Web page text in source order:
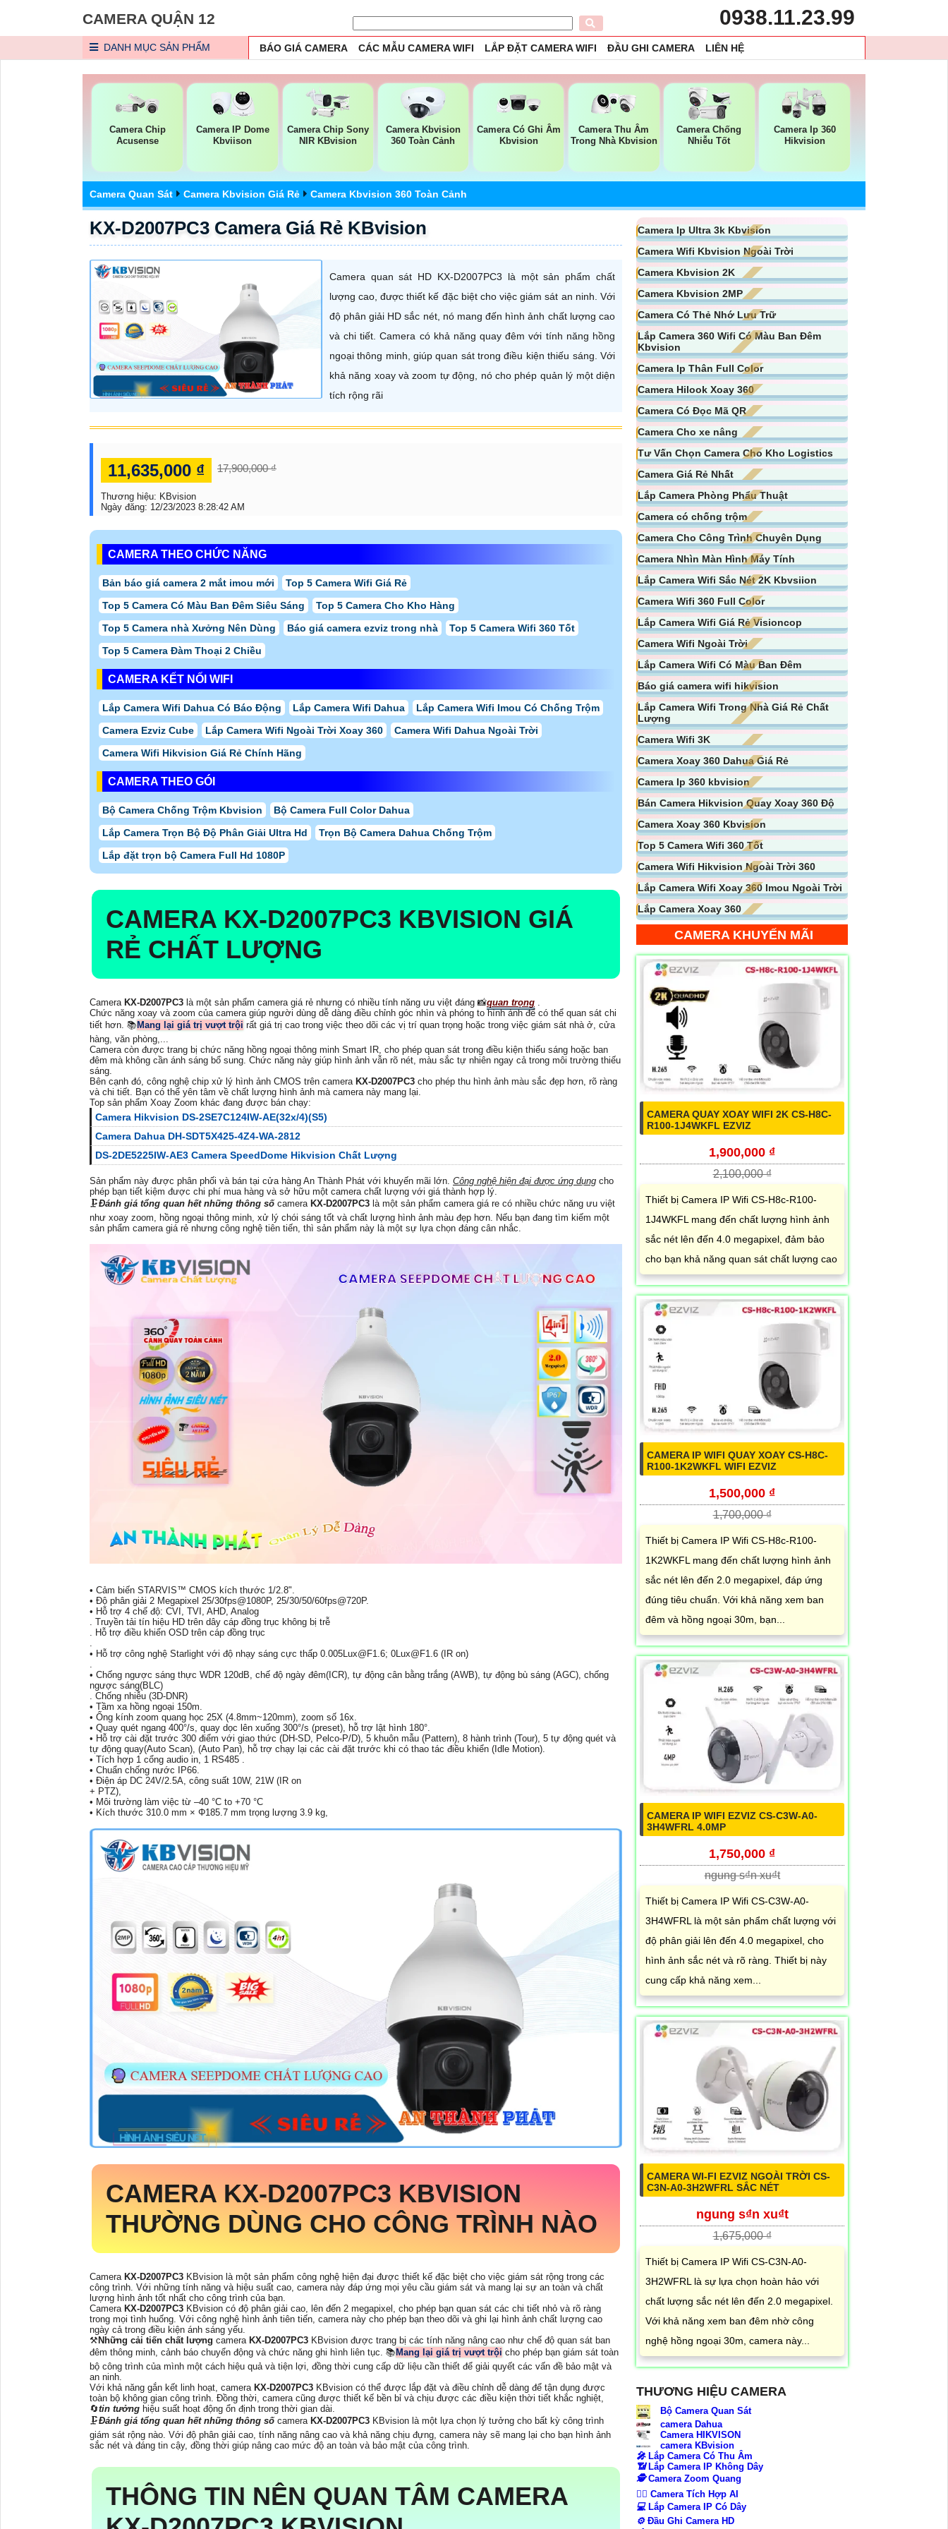
CAMERA QUẬN 12 0938.11.23.99
DANH MỤC SẢN PHẨM BÁO GIÁ CAMERA CÁC MẪU CAMERA WIFI LẮP ĐẶT CAMERA WIFI ĐẦU GHI CAMERA LIÊN HỆ
Camera Chip
Acusense
Camera IP Dome
Kbviison
Camera Chip Sony
NIR KBvision
Camera Kbvision
360 Toàn Cảnh
Camera Có Ghi Âm
Kbvision
Camera Thu Âm
Trong Nhà Kbvision
Camera Chống
Nhiễu Tốt
Camera Ip 360
Hikvision
Camera Quan Sát Camera Kbvision Giá Rẻ Camera Kbvision 360 Toàn Cảnh
KX-D2007PC3 Camera Giá Rẻ KBvision
Camera quan sát HD KX-D2007PC3 là một sản phẩm chất
lượng cao, được thiết kế đặc biệt cho việc giám sát an ninh. Với
độ phân giải HD sắc nét, nó mang đến hình ảnh chất lượng cao
và chi tiết. Camera có khả năng quay đêm với tính năng hồng
ngoại thông minh, giúp quan sát trong điều kiện thiếu sáng. Với
khả năng xoay và zoom tự động, nó cho phép quản lý một diện
tích rộng rãi
11,635,000 ₫ 17,900,000 ₫
Thương hiệu: KBvision
Ngày đăng: 12/23/2023 8:28:42 AM
CAMERA THEO CHỨC NĂNG
Bản báo giá camera 2 mắt imou mới
Top 5 Camera Wifi Giá Rẻ
Top 5 Camera Có Màu Ban Đêm Siêu Sáng
Top 5 Camera Cho Kho Hàng
Top 5 Camera nhà Xưởng Nên Dùng
Báo giá camera ezviz trong nhà
Top 5 Camera Wifi 360 Tốt
Top 5 Camera Đàm Thoại 2 Chiều
CAMERA KẾT NỐI WIFI
Lắp Camera Wifi Dahua Có Báo Động Lắp Camera Wifi Dahua
Lắp Camera Wifi Imou Có Chống Trộm
Camera Ezviz Cube
Lắp Camera Wifi Ngoài Trời Xoay 360
Camera Wifi Dahua Ngoài Trời
Camera Wifi Hikvision Giá Rẻ Chính Hãng
CAMERA THEO GÓI
Bộ Camera Chống Trộm Kbvision
Bộ Camera Full Color Dahua
Lắp Camera Trọn Bộ Độ Phân Giải Ultra Hd
Trọn Bộ Camera Dahua Chống Trộm
Lắp đặt trọn bộ Camera Full Hd 1080P
CAMERA KX-D2007PC3 KBVISION GIÁ
RẺ CHẤT LƯỢNG
Camera KX-D2007PC3 là một sản phẩm camera giá rẻ nhưng có nhiều tính năng ưu việt đáng 📸quan trọng
Chức năng xoay và zoom của camera giúp người dùng dễ dàng điều chỉnh góc nhìn và phóng to hình ảnh để có thể quan sát chi
tiết hơn. 📚Mang lại giá trị vượt trội rất giá trị cao trong việc theo dõi các vị trí quan trọng hoặc trong việc giám sát nhà ở, cửa
hàng, văn phòng,...
Camera còn được trang bị chức năng hồng ngoại thông minh Smart IR, cho phép quan sát trong điều kiện thiếu sáng hoặc ban
đêm mà không cần ánh sáng bổ sung. Chức năng này giúp hình ảnh vẫn rõ nét, màu sắc tự nhiên ngay cả trong môi trường thiếu
sáng.
Bên cạnh đó, công nghệ chip xử lý hình ảnh CMOS trên camera KX-D2007PC3 cho phép thu hình ảnh màu sắc đẹp hơn, rõ ràng
và chi tiết. Bạn có thể yên tâm về chất lượng hình ảnh mà camera này mang lại.
Top sản phẩm Xoay Zoom khác đang được bán chạy:
Camera Hikvision DS-2SE7C124IW-AE(32x/4)(S5)
Camera Dahua DH-SDT5X425-4Z4-WA-2812
DS-2DE5225IW-AE3 Camera SpeedDome Hikvision Chất Lượng
Sản phẩm này được phân phối và bán tại cửa hàng An Thành Phát với khuyến mãi lớn. Công nghệ hiện đại được ứng dụng cho
phép bạn tiết kiệm được chi phí mua hàng và sở hữu một camera chất lượng với giá thành hợp lý.
🗜️Đánh giá tổng quan hết những thông số camera KX-D2007PC3 là một sản phẩm camera giá re có nhiều chức năng ưu việt
như xoay zoom, hồng ngoại thông minh, xử lý chói sáng tốt và chất lượng hình ảnh màu đẹp hơn. Nếu bạn đang tìm kiếm một
sản phẩm camera giá rẻ nhưng công nghệ tiên tiến, thì sản phẩm này là một sự lựa chọn đáng cân nhắc.
• Cảm biến STARVIS™ CMOS kích thước 1/2.8".
• Độ phân giải 2 Megapixel 25/30fps@1080P, 25/30/50/60fps@720P.
• Hỗ trợ 4 chế độ: CVI, TVI, AHD, Analog
. Truyền tải tín hiệu HD trên dây cáp đồng trục không bị trễ
. Hỗ trợ điều khiển OSD trên cáp đồng trục
• Hỗ trợ công nghệ Starlight với độ nhạy sáng cực thấp 0.005Lux@F1.6; 0Lux@F1.6 (IR on)
• Chống ngược sáng thực WDR 120dB, chế độ ngày đêm(ICR), tự động cân bằng trắng (AWB), tự động bù sáng (AGC), chống
ngược sáng(BLC)
. Chống nhiễu (3D-DNR)
• Tầm xa hồng ngoại 150m.
• Ống kính zoom quang học 25X (4.8mm~120mm), zoom số 16x.
• Quay quét ngang 400°/s, quay dọc lên xuống 300°/s (preset), hỗ trợ lật hình 180°.
• Hỗ trợ cài đặt trước 300 điểm với giao thức (DH-SD, Pelco-P/D), 5 khuôn mẫu (Pattern), 8 hành trình (Tour), 5 tự động quét và
tự động quay(Auto Scan), (Auto Pan), hỗ trợ chạy lại các cài đặt trước khi có thao tác điều khiển (Idle Motion).
• Tích hợp 1 cổng audio in, 1 RS485 .
• Chuẩn chống nước IP66.
• Điện áp DC 24V/2.5A, công suất 10W, 21W (IR on
+ PTZ),
• Môi trường làm việc từ –40 °C to +70 °C
• Kích thước 310.0 mm × Φ185.7 mm trọng lượng 3.9 kg,
CAMERA KX-D2007PC3 KBVISION
THƯỜNG DÙNG CHO CÔNG TRÌNH NÀO
Camera KX-D2007PC3 KBvision là một sản phẩm công nghệ hiện đại được thiết kế đặc biệt cho việc giám sát rộng trong các
công trình. Với những tính năng và hiệu suất cao, camera này đáp ứng mọi yêu cầu giám sát và mang lại sự an toàn và chất
lượng hình ảnh tốt nhất cho công trình của bạn.
Camera KX-D2007PC3 KBvision có độ phân giải cao, lên đến 2 megapixel, cho phép bạn quan sát các chi tiết nhỏ và rõ ràng
trong mọi tình huống. Với công nghệ hình ảnh tiên tiến, camera này cho phép bạn theo dõi và ghi lại hình ảnh chất lượng cao
ngày cả trong điều kiện ánh sáng yếu.
⚒Những cải tiến chất lượng camera KX-D2007PC3 KBvision được trang bị các tính năng nâng cao như chế độ quan sát ban
đêm thông minh, cảnh báo chuyển động và chức năng ghi hình liên tục. 📚Mang lại giá trị vượt trội cho phép bạn giám sát toàn
bộ công trình của mình một cách hiệu quả và tiện lợi, đồng thời cung cấp dữ liệu cần thiết để giải quyết các vấn đề bảo mật và
an ninh.
Với khả năng gắn kết linh hoạt, camera KX-D2007PC3 KBvision có thể được lắp đặt và điều chỉnh dễ dàng để tận dụng được
toàn bộ không gian công trình. Đồng thời, camera cũng được thiết kế bền bỉ và chịu được các điều kiện thời tiết khắc nghiệt,
🔄tin tưởng hiệu suất hoạt động ổn định trong thời gian dài.
🗜️Đánh giá tổng quan hết những thông số camera KX-D2007PC3 KBvision là một lựa chọn lý tưởng cho bất kỳ công trình
giám sát rộng nào. Với độ phân giải cao, tính năng nâng cao và khả năng chịu đựng, camera này sẽ mang lại cho bạn hình ảnh
sắc nét và đáng tin cậy, đồng thời giúp nâng cao mức độ an toàn và bảo mật của công trình.
THÔNG TIN NÊN QUAN TÂM CAMERA
Camera Ip Ultra 3k Kbvision
Camera Wifi Kbvision Ngoài Trời
Camera Kbvision 2K
Camera Kbvision 2MP
Camera Có Thẻ Nhớ Lưu Trữ
Lắp Camera 360 Wifi Có Màu Ban Đêm
Kbvision
Camera Ip Thân Full Color
Camera Hilook Xoay 360
Camera Có Đọc Mã QR
Camera Cho xe nâng
Tư Vấn Chọn Camera Cho Kho Logistics
Camera Giá Rẻ Nhất
Lắp Camera Phòng Phẩu Thuật
Camera có chống trộm
Camera Cho Công Trình Chuyên Dụng
Camera Nhìn Màn Hình Máy Tính
Lắp Camera Wifi Sắc Nét 2K Kbvsiion
Camera Wifi 360 Full Color
Lắp Camera Wifi Giá Rẻ Visioncop
Camera Wifi Ngoài Trời
Lắp Camera Wifi Có Màu Ban Đêm
Báo giá camera wifi hikvision
Lắp Camera Wifi Trong Nhà Giá Rẻ Chất
Lượng
Camera Wifi 3K
Camera Xoay 360 Dahua Giá Rẻ
Camera Ip 360 kbvision
Bán Camera Hikvision Quay Xoay 360 Độ
Camera Xoay 360 Kbvision
Top 5 Camera Wifi 360 Tốt
Camera Wifi Hikvision Ngoài Trời 360
Lắp Camera Wifi Xoay 360 Imou Ngoài Trời
Lắp Camera Xoay 360
CAMERA KHUYẾN MÃI
CAMERA QUAY XOAY WIFI 2K CS-H8C-
R100-1J4WKFL EZVIZ
1,900,000 ₫
2,100,000 ₫
Thiết bị Camera IP Wifi CS-H8c-R100-
1J4WKFL mang đến chất lượng hình ảnh
sắc nét lên đến 4.0 megapixel, đảm bảo
cho bạn khả năng quan sát chất lượng cao
CAMERA IP WIFI QUAY XOAY CS-H8C-
R100-1K2WKFL WIFI EZVIZ
1,500,000 ₫
1,700,000 ₫
Thiết bị Camera IP Wifi CS-H8c-R100-
1K2WKFL mang đến chất lượng hình ảnh
sắc nét lên đến 2.0 megapixel, đáp ứng
đúng tiêu chuẩn. Với khả năng xem ban
đêm và hồng ngoại 30m, bạn...
CAMERA IP WIFI EZVIZ CS-C3W-A0-
3H4WFRL 4.0MP
1,750,000 ₫
ngung s₫n xu₫t
Thiết bị Camera IP Wifi CS-C3W-A0-
3H4WFRL là một sản phẩm chất lượng với
độ phân giải lên đến 4.0 megapixel, cho
hình ảnh sắc nét và rõ ràng. Thiết bị này
cung cấp khả năng xem...
CAMERA WI-FI EZVIZ NGOÀI TRỜI CS-
C3N-A0-3H2WFRL SẮC NÉT
ngung s₫n xu₫t
1,675,000 ₫
Thiết bị Camera IP Wifi CS-C3N-A0-
3H2WFRL là sự lựa chọn hoàn hảo với
chất lượng sắc nét lên đến 2.0 megapixel.
Với khả năng xem ban đêm nhờ công
nghệ hồng ngoại 30m, camera này...
THƯƠNG HIỆU CAMERA
Bộ Camera Quan Sát
camera Dahua
Camera HIKVISON
camera KBvision
️🎤️ Lắp Camera Có Thu Âm
📶 Lắp Camera IP Không Dây
🕵️Camera Zoom Quang
🧛‍♀️ Camera Tích Hợp AI
💻Lắp Camera IP Có Dây
⚙️Đầu Ghi Camera HD